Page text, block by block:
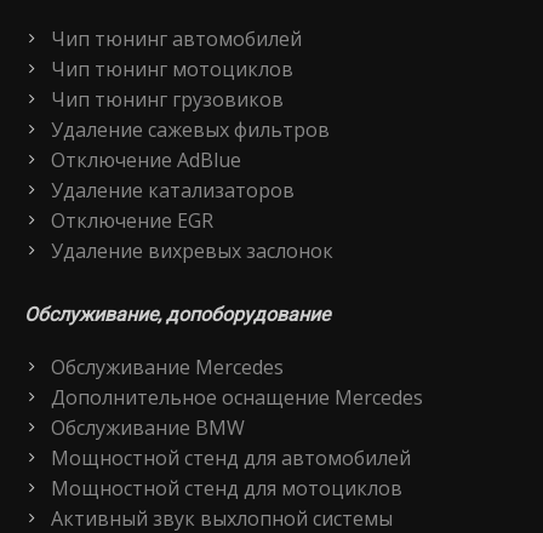
Чип тюнинг автомобилей
Чип тюнинг мотоциклов
Чип тюнинг грузовиков
Удаление сажевых фильтров
Отключение AdBlue
Удаление катализаторов
Отключение EGR
Удаление вихревых заслонок
Обслуживание, допоборудование
Обслуживание Mercedes
Дополнительное оснащение Mercedes
Обслуживание BMW
Мощностной стенд для автомобилей
Мощностной стенд для мотоциклов
Активный звук выхлопной системы